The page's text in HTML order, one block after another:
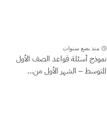
منذ بضع سنوات
نموذج أسئلة قواعد الصف الأول
المتوسط – الشهر الأول من...